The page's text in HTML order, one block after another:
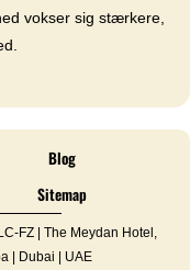
vokser sig stærkere,
Blog
Sitemap
FZ | The Meydan Hotel,
| Dubai | UAE